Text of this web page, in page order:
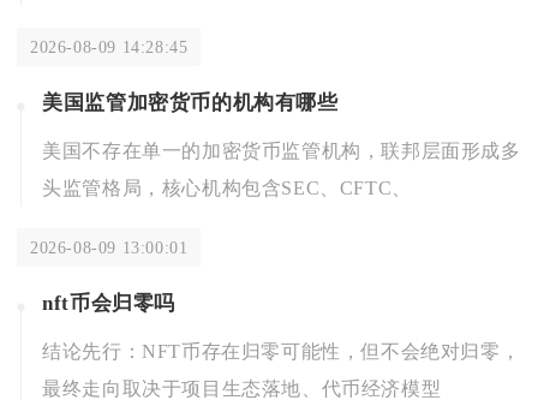
2026-08-09 14:28:45
美国监管加密货币的机构有哪些
美国不存在单一的加密货币监管机构，联邦层面形成多
头监管格局，核心机构包含SEC、CFTC、
2026-08-09 13:00:01
nft币会归零吗
结论先行：NFT币存在归零可能性，但不会绝对归零，
最终走向取决于项目生态落地、代币经济模型